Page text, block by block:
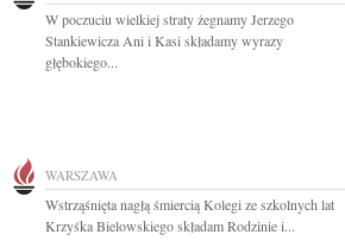
W poczuciu wielkiej straty żegnamy Jerzego
Stankiewicza Ani i Kasi składamy wyrazy
głębokiego...
WARSZAWA
Wstrząśnięta nagłą śmiercią Kolegi ze szkolnych lat
Krzyśka Bielowskiego składam Rodzinie i...